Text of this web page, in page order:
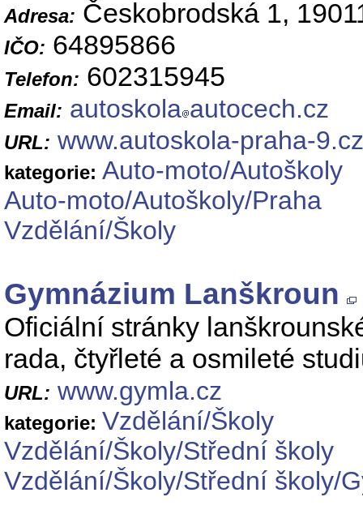
Adresa: Českobrodská 1,
IČO: 64895866
Telefon: 602315945
Email: autoskola autocech.cz
URL: www.autoskola-praha-9.cz
kategorie: Auto-moto/Autoškoly
Auto-moto/Autoškoly/Praha
Vzdělání/Školy
Gymnázium Lanškroun
Oficiální stránky
rada, čtyřleté a osmileté
URL: www.gymla.cz
kategorie: Vzdělání/Školy
Vzdělání/Školy/Střední školy
Vzdělání/Školy/Střední školy/